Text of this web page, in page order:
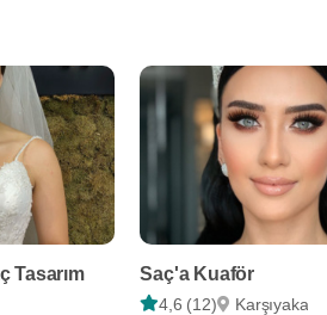
Tasarım Saç'a Kuaför
4,6 (12) Karşıyaka